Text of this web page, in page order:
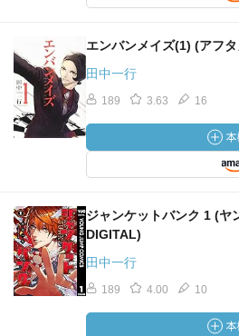
エンバンメイズ(1) (アフ
田中一行
189 3.63 16
ジャンケットバンク 1 (ヤ
DIGITAL)
田中一行
189 4.00 10